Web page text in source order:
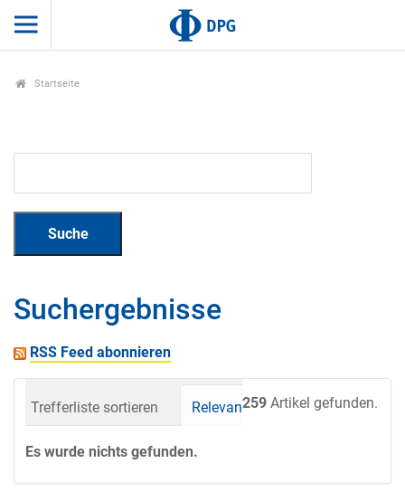
Startseite
Suchergebnisse
RSS Feed abonnieren
259 Artikel gefunden.
Trefferliste sortieren Relevanz Datum
Es wurde nichts gefunden.